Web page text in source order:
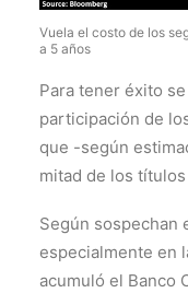
Vuela el costo de los
a 5 años
Para tener éxito
participación de
que -según
mitad de los
Según sospechan
especialmente en
acumuló el Banco